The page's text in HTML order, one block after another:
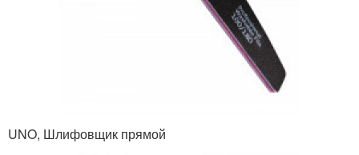
UNO, Шлифовщик прямой